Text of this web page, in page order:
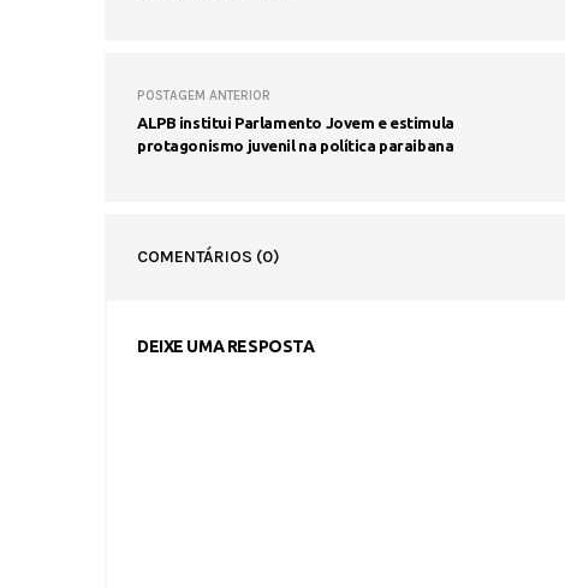
POSTAGEM ANTERIOR
ALPB institui Parlamento Jovem e estimula
protagonismo juvenil na política paraibana
COMENTÁRIOS (0)
DEIXE UMA RESPOSTA